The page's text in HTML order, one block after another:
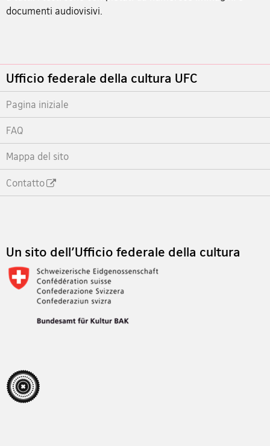
documenti audiovisivi.
Footer
Ufficio federale della cultura UFC
Pagina iniziale
FAQ
Mappa del sito
Contatto
Un sito dell'Ufficio federale della cultura